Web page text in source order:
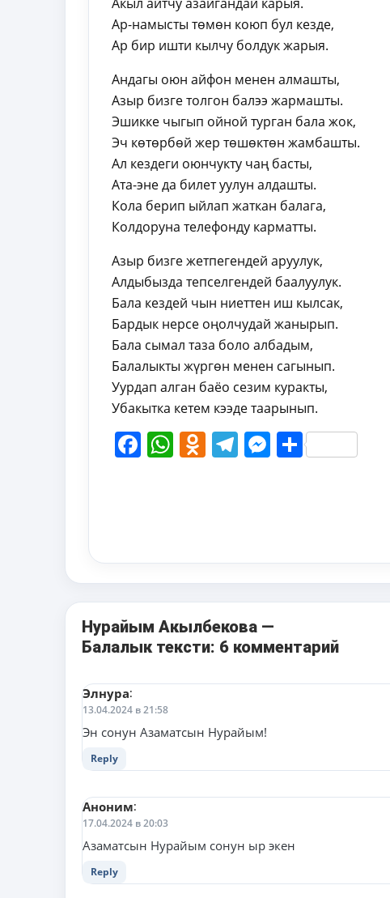
Ар-намысты төмөн коюп бул кезде,
Ар бир ишти кылчу болдук жарыя.
Андагы оюн айфон менен алмашты,
Азыр бизге толгон балээ жармашты.
Эшикке чыгып ойной турган бала жок,
Эч көтөрбөй жер төшөктөн жамбашты.
Ал кездеги оюнчукту чаң басты,
Ата-эне да билет уулун алдашты.
Кола берип ыйлап жаткан балага,
Колдоруна телефонду карматты.
Азыр бизге жетпегендей аруулук,
Алдыбызда тепселгендей баалуулук.
Бала кездей чын ниеттен иш кылсак,
Бардык нерсе оңолчудай жанырып.
Бала сымал таза боло албадым,
Балалыкты жүргөн менен сагынып.
Уурдап алган баёо сезим куракты,
Убакытка кетем кээде таарынып.
Facebook
WhatsApp
Odnoklassniki
Telegram
Messenger
Share
Нурайым Акылбекова —
Балалык тексти: 6 комментарий
Элнура:
13.04.2024 в 21:58
Эн сонун Азаматсын Нурайым!
Reply
Аноним:
17.04.2024 в 20:03
Азаматсын Нурайым сонун ыр экен
Reply